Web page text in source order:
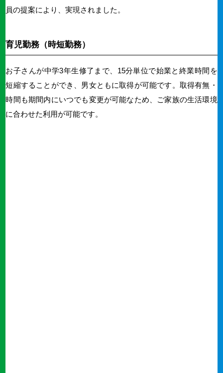
員の提案により、実現されました。
育児勤務（時短勤務）
お子さんが中学3年生修了まで、15分単位で始業と終業時間を
短縮することができ、男女ともに取得が可能です。取得有無・
時間も期間内にいつでも変更が可能なため、ご家族の生活環境
に合わせた利用が可能です。